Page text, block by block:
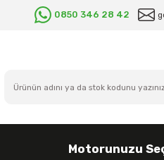
0850 346 28 42
Motorunuzu